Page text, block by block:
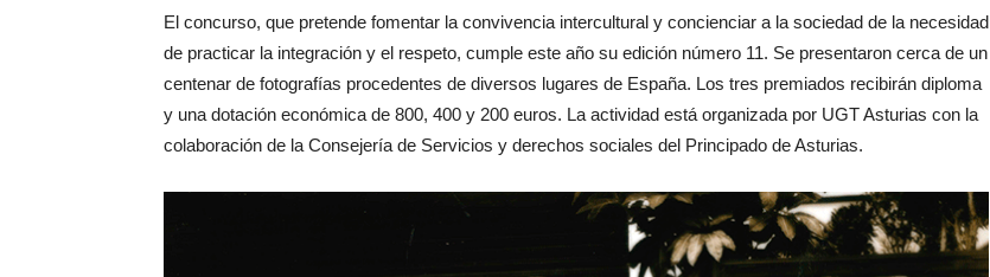
El concurso, que pretende fomentar la convivencia intercultural y concienciar a la sociedad de la necesidad
de practicar la integración y el respeto, cumple este año su edición número 11. Se presentaron cerca de un
centenar de fotografías procedentes de diversos lugares de España. Los tres premiados recibirán diploma
y una dotación económica de 800, 400 y 200 euros. La actividad está organizada por UGT Asturias con la
colaboración de la Consejería de Servicios y derechos sociales del Principado de Asturias.